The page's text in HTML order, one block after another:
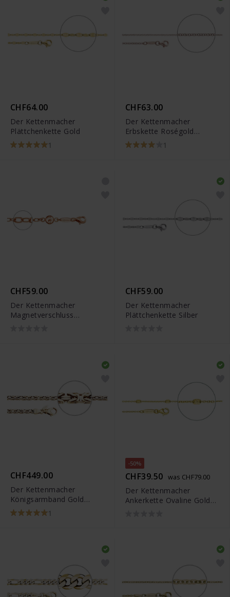
CHF64.00
Der Kettenmacher
Plättchenkette Gold
1
CHF63.00
Der Kettenmacher
Erbskette Roségold
Diamantiert1
CHF59.00
Der Kettenmacher
Magnetverschluss
CHF59.00
Der Kettenmacher
Plättchenkette Silber
CHF449.00
Der Kettenmacher
Königsarmband Gold
Diamantiert1
-50%
CHF39.50 was CHF79.00
Der Kettenmacher
Ankerkette Ovaline Gold